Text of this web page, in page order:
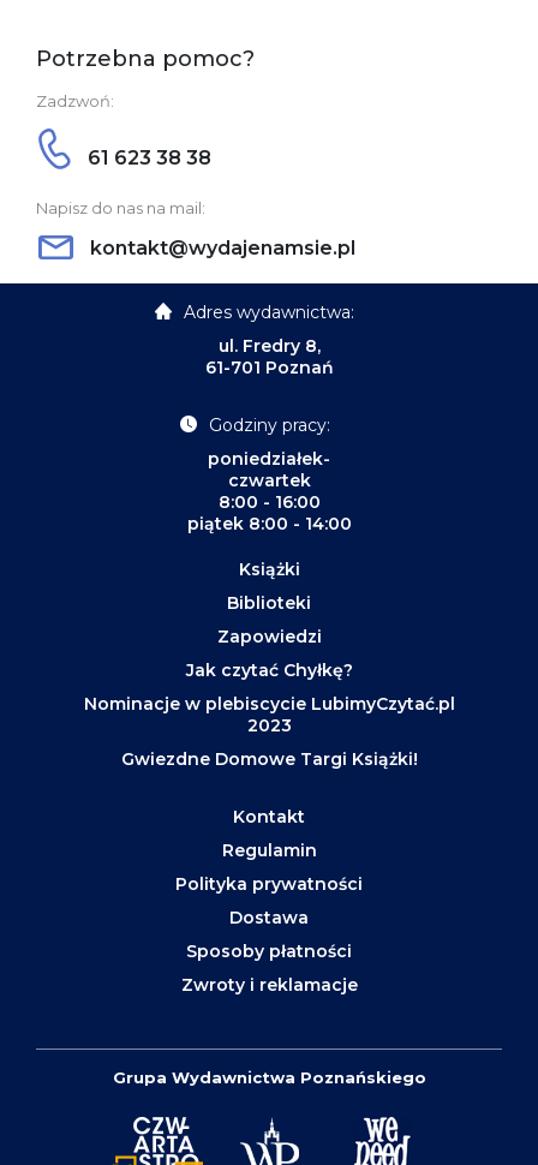
Potrzebna pomoc?
Zadzwoń:
61 623 38 38
Napisz do nas na mail:
kontakt@wydajenamsie.pl
Adres wydawnictwa:
ul. Fredry 8,
61-701 Poznań
Godziny pracy:
poniedziałek-
czwartek
8:00 - 16:00
piątek 8:00 - 14:00
Książki
Biblioteki
Zapowiedzi
Jak czytać Chyłkę?
Nominacje w plebiscycie LubimyCzytać.pl
2023
Gwiezdne Domowe Targi Książki!
Kontakt
Regulamin
Polityka prywatności
Dostawa
Sposoby płatności
Zwroty i reklamacje
Grupa Wydawnictwa Poznańskiego